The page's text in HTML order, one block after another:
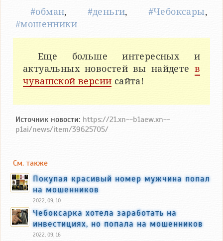
#обман, #деньги, #Чебоксары,
#мошенники
Еще больше интересных и
актуальных новостей вы найдете в
чувашской версии сайта!
Источник новости: https://21.xn--b1aew.xn--
p1ai/news/item/39625705/
См. также
Покупая красивый номер мужчина попал
на мошенников
2022, 09, 10
Чебоксарка хотела заработать на
инвестициях, но попала на мошенников
2022, 09, 16